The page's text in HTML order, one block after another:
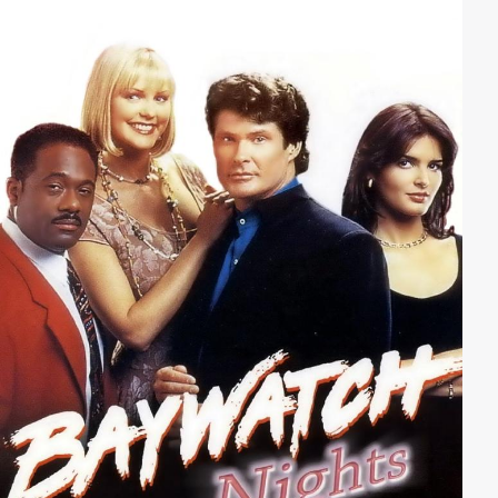
ein netter Kerl, aber zugleich etwas abgedreht: Er
glaubt an die wirrsten Verschwörungstheorien, so z.B.
auch daran, dass die Zunahme von Naturkatastrophen
in Wahrheit darauf zurückzuführen ist, dass sie
künstlich erzeugt werden, um etwas anderes dahinter
zu verbergen. Als Homestead durch die Verwüstungen
eines Hurrikans von der Außenwelt praktisch
abgeschnitten wird, kommt es in der Stadt zu
seltsamen Vorkommnissen: Russells Tochter Rose
berichtet von Lichtern, die sie im Sturm gesehen hat.
Mariel wird am Morgen nach dem Hurrikan nackt in
einem See aufgefunden – ohne Erinnerung an das,
was in der vergangenen Nacht passiert ist. In der
Folge gehen einige merkwürdige Veränderungen in
ihr vor. Ihr Mann, Sheriff Underlay, verhängt eine
Quarantäne über die Stadt. Russell ahnt, dass etwas
nicht in Ordnung ist. Die Erklärungsversuche seines